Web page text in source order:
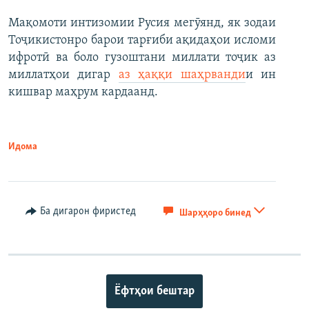
Мақомоти интизомии Русия мегӯянд, як зодаи
Тоҷикистонро барои тарғиби ақидаҳои исломи
ифротӣ ва боло гузоштани миллати тоҷик аз
миллатҳои дигар аз ҳаққи шаҳрвандии ин
кишвар маҳрум кардаанд.
Идома
Ба дигарон фиристед Шарҳҳоро бинед
Ёфтҳои бештар